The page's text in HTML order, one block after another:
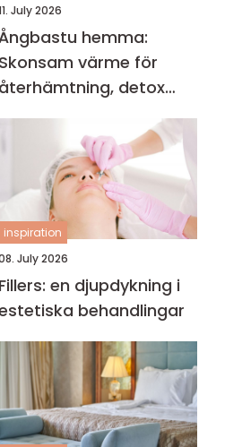
July 2026
hemma:
Skonsam värme för
återhämtning, detox
mental balans
inspiration
July 2026
Fillers: en djupdykning i
behandlingar